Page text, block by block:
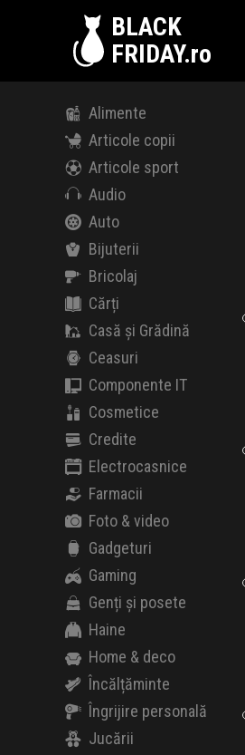
BLACK
FRIDAY.ro
Alimente
Articole copii
Articole sport
Audio
Auto
Bijuterii
Bricolaj
Cărți
Casă și Grădină
Ceasuri
Componente IT
Cosmetice
Credite
Electrocasnice
Farmacii
Foto & video
Gadgeturi
Gaming
Genți și posete
Haine
Home & deco
Încălțăminte
Îngrijire personală
Jucării